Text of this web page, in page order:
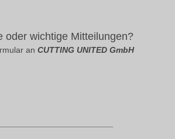
oder wichtige Mitteilungen?
an CUTTING UNITED GmbH